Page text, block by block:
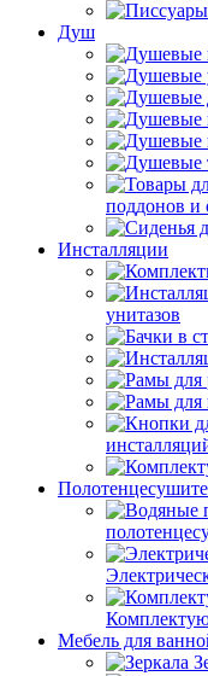
Душ
поддонов и
Инсталляции
унитазов
Мебель для